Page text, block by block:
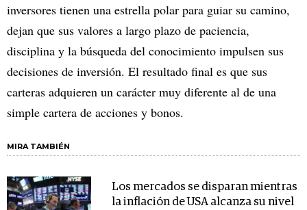
inversores tienen una estrella polar para guiar su camino,
dejan que sus valores a largo plazo de paciencia,
disciplina y la búsqueda del conocimiento impulsen sus
decisiones de inversión. El resultado final es que sus
carteras adquieren un carácter muy diferente al de una
simple cartera de acciones y bonos.
MIRA TAMBIÉN
Los mercados se disparan mientras
la inflación de USA alcanza su nivel